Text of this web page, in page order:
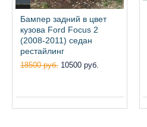
Бампер задний в цвет
кузова Ford Focus 2
(2008-2011) седан
рестайлинг
18500 руб. 10500 руб.